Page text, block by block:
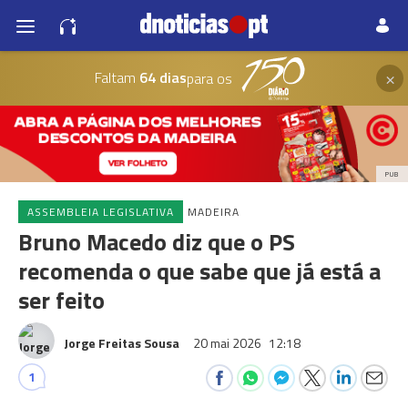
Faltam 64 diaspara os ×
PUB
ASSEMBLEIA LEGISLATIVA MADEIRA
Bruno Macedo diz que o PS
recomenda o que sabe que já está a
ser feito
Jorge Freitas Sousa 20 mai 2026 12:18
1